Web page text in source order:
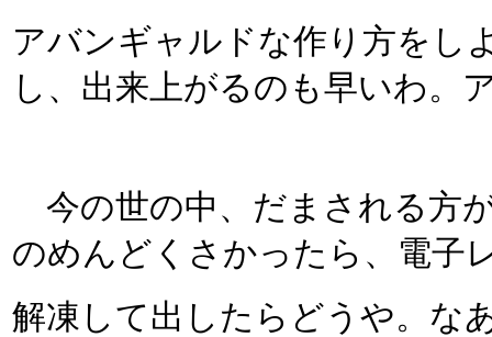
アバンギャルドな作り方をし
し、出来上がるのも早いわ。
今の世の中、だまされる方
のめんどくさかったら、電子
解凍して出したらどうや。な